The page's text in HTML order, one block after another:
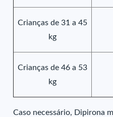
Crianças de 31 a 45
kg
Crianças de 46 a 53
kg
Caso necessário, Dipirona